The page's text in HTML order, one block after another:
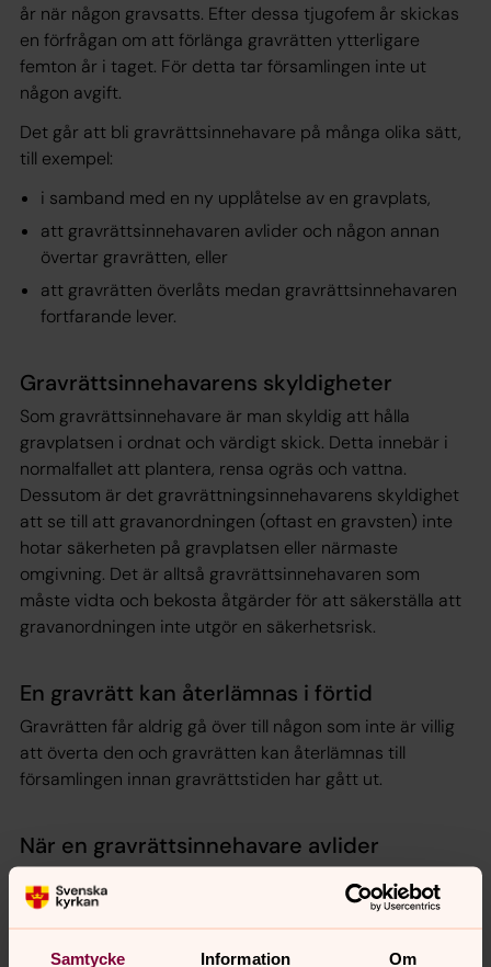
Samtycke Information Om
år när någon gravsatts. Efter dessa tjugofem år skickas
en förfrågan om att förlänga gravrätten ytterligare
femton år i taget. För detta tar församlingen inte ut
någon avgift.
Det går att bli gravrättsinnehavare på många olika sätt,
till exempel:
i samband med en ny upplåtelse av en gravplats,
att gravrättsinnehavaren avlider och någon annan
övertar gravrätten, eller
att gravrätten överlåts medan gravrättsinnehavaren
fortfarande lever.
Gravrättsinnehavarens skyldigheter
Som gravrättsinnehavare är man skyldig att hålla
gravplatsen i ordnat och värdigt skick. Detta innebär i
normalfallet att plantera, rensa ogräs och vattna.
Dessutom är det gravrättningsinnehavarens skyldighet
att se till att gravanordningen (oftast en gravsten) inte
hotar säkerheten på gravplatsen eller närmaste
omgivning. Det är alltså gravrättsinnehavaren som
måste vidta och bekosta åtgärder för att säkerställa att
gravanordningen inte utgör en säkerhetsrisk.
En gravrätt kan återlämnas i förtid
Gravrätten får aldrig gå över till någon som inte är villig
att överta den och gravrätten kan återlämnas till
församlingen innan gravrättstiden har gått ut.
När en gravrättsinnehavare avlider
När gravrättsinnehavaren avlider ska dödsboet inom
sex månader från dödsfallet anmäla till församlingen
vem eller vilka gravrätten har ska gå över till eller att det
inte finns någon som kan/vill ta över gravrätten.